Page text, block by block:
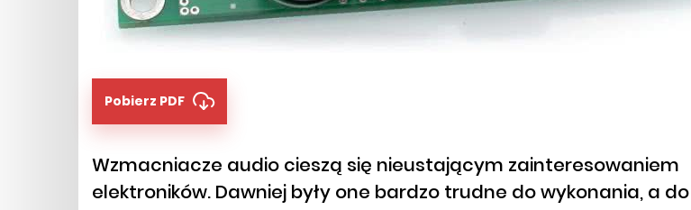
Pobierz PDF
Wzmacniacze audio cieszą się nieustającym zainteresowaniem
elektroników. Dawniej były one bardzo trudne do wykonania, a do